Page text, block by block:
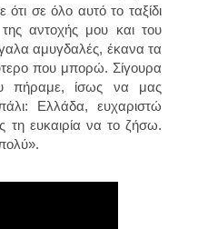
σε όλο αυτό το ταξίδι
αντοχής μου και του
αμυγδαλές, έκανα τα
που μπορώ. Σίγουρα
πήραμε, ίσως να μας
Ελλάδα, ευχαριστώ
ευκαιρία να το ζήσω.